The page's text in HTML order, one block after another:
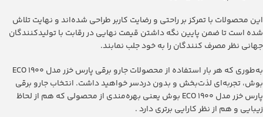
این محصولات با تمرکز بر راحتی و رضایت کاربر طراحی شده‌اند و نهایت تلاش
شده است تا ضمن پایین نگه داشتن قیمت نهایی در رقابت با تولیدکنندگان
جهانی نظر مصرف کنندگان را به خود جلب نمابند.
به‌طوری که هر بار استفاده از محصولات ‫جارو برقی پارس خزر مدل ۱۹۰۰ ECO
بوش‬، تجربه‌ای لذت‌بخش و بدون دردسر خواهید داشت. انتخاب ‫جارو برقی
پارس خزر مدل ۱۹۰۰ ECO بوش‬ یعنی بهره‌مندی از محصولی که هم از لحاظ
زیبایی و هم از نظر کارایی برتری دارد .